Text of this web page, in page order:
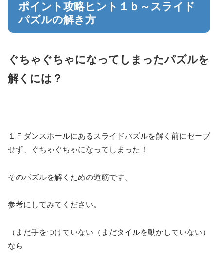
ポイント攻略ヒント１ｂ～スライド
パズルの解き方
ぐちゃぐちゃになってしまったパズルを
解くには？
１Ｆダンスホールにあるスライドパズルを解く前にセーブ
せず、ぐちゃぐちゃになってしまった！
そのパズルを解くための道筋です。
参考にしてみてください。
（まだ手をつけていない（まだタイルを動かしていない）
なら